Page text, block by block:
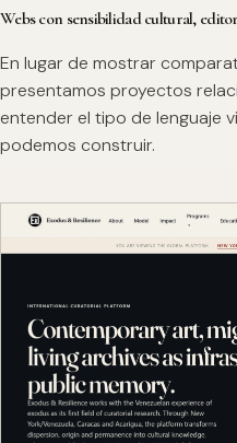
Webs con sensibilidad cultural,
En lugar de mostrar
presentamos proyectos
entender el tipo de lenguaje
podemos construir.